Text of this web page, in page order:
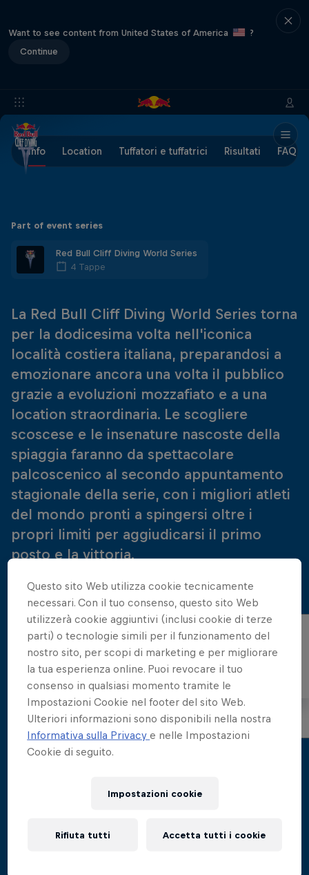
Want to see content from United States of America
?
Continue
Info Location Tuffatori e tuffatrici Risultati FAQs
Part of event series
Red Bull Cliff Diving World Series
4 Tappe
La Red Bull Cliff Diving World Series torna
per la dodicesima volta nell'iconica
località costiera italiana, preparandosi a
emozionare ancora una volta il pubblico
grazie a evoluzioni mozzafiato e a una
location straordinaria. Le scogliere
scoscese e le insenature nascoste della
spiaggia faranno da spettacolare
palcoscenico al secondo appuntamento
stagionale della serie, con i migliori atleti
del mondo pronti a spingersi oltre i
propri limiti per aggiudicarsi il primo
posto e la vittoria.
Velocità Del Vento
Current:
4.5knots
Gusts: 10.4knots
August 8, 2026, 4:30 PM UTC
Questo sito Web utilizza cookie tecnicamente
necessari. Con il tuo consenso, questo sito Web
utilizzerà cookie aggiuntivi (inclusi cookie di terze
parti) o tecnologie simili per il funzionamento del
nostro sito, per scopi di marketing e per migliorare
la tua esperienza online. Puoi revocare il tuo
consenso in qualsiasi momento tramite le
Impostazioni Cookie nel footer del sito Web.
Ulteriori informazioni sono disponibili nella nostra
Informativa sulla Privacye nelle Impostazioni
Cookie di seguito.
Impostazioni cookie
Rifiuta tutti Accetta tutti i cookie